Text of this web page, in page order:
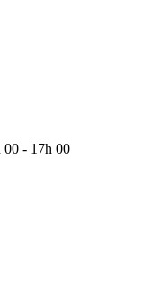
00 - 17h 00